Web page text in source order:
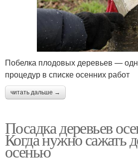
Побелка плодовых деревьев —
процедур в списке осенних работ
читать дальше →
Посадка деревьев
Когда нужно сажать
осенью